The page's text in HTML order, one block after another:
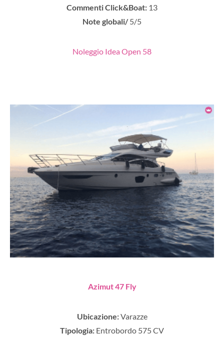
Commenti Click&Boat: 13
Note globali/5/5
Noleggio Idea Open 58
Azimut 47 Fly
Ubicazione:Varazze
Tipologia: Entrobordo 575 CV